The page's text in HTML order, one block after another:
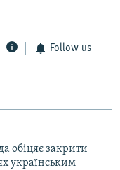
Follow us
обіцяє закрити
українським